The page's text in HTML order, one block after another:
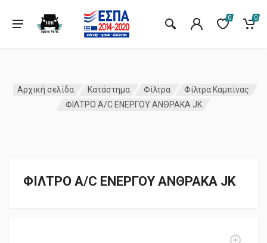
0 0
Αρχική σελίδα Κατάστημα Φίλτρα
Φίλτρα Καμπίνας
ΦΙΛΤΡΟ A/C ΕΝΕΡΓΟΥ ΑΝΘΡΑΚΑ JK
ΦΙΛΤΡΟ A/C ΕΝΕΡΓΟΥ ΑΝΘΡΑΚΑ JK